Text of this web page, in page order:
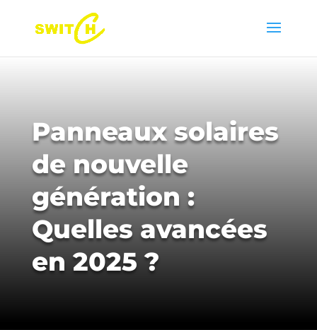
Panneaux solaires
de nouvelle
génération :
Quelles avancées
en 2025 ?